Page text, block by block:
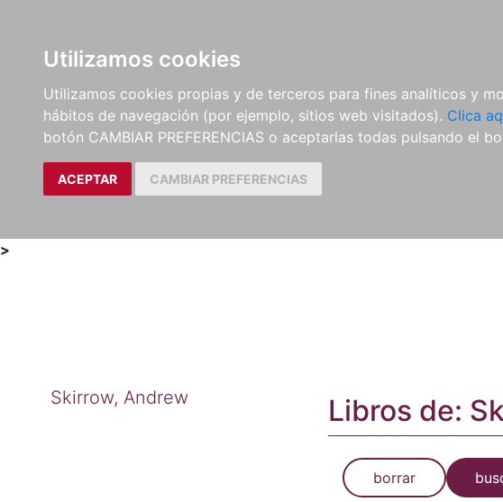
Utilizamos cookies
Utilizamos cookies propias y de terceros para fines analíticos y
hábitos de navegación (por ejemplo, sitios web visitados). Clica
botón CAMBIAR PREFERENCIAS o aceptarlas todas pulsando el
ACEPTAR CAMBIAR PREFERENCIAS
LIBROS
MÉTODOS Y
EJERCICIOS
PARTITURAS Y EDICIONES
CRÍTICAS
>
Skirrow, Andrew Libros de:
borrar